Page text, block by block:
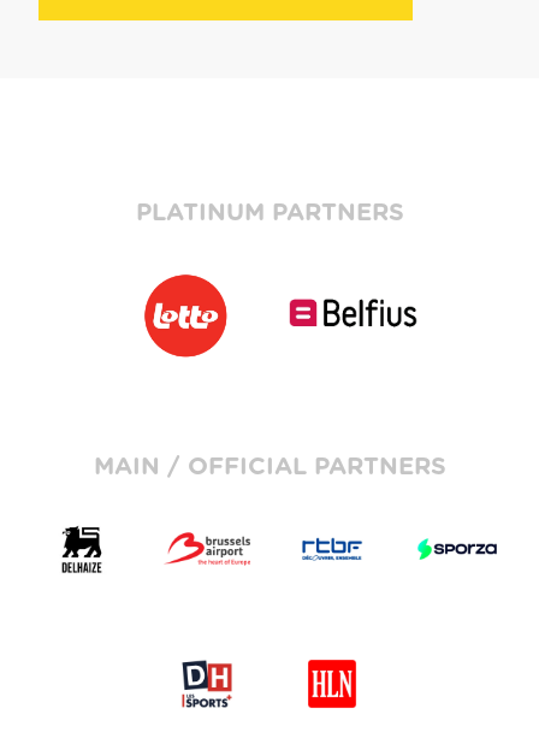
PLATINUM PARTNERS
MAIN / OFFICIAL PARTNERS